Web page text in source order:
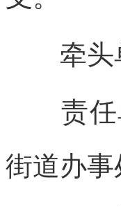
牵头
责任单
街道办事